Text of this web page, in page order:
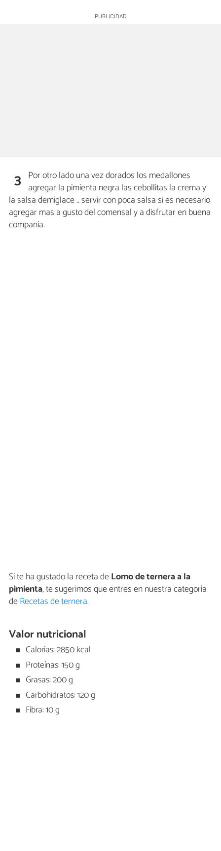
3 Por otro lado una vez dorados los medallones
agregar la pimienta negra las cebollitas la crema y
la salsa demiglace .. servir con poca salsa si es necesario
agregar mas a gusto del comensal y a disfrutar en buena
compania.
Si te ha gustado la receta deLomo de ternera a la
pimienta, te sugerimos que entres en nuestra categoría
deRecetas de ternera.
Valor nutricional
Calorías: 2850 kcal
Proteínas: 150 g
Grasas: 200 g
Carbohidratos: 120 g
Fibra: 10 g